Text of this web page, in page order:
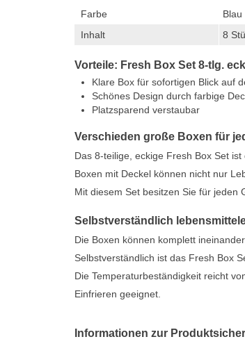
Farbe
Blau
Inhalt
8
Vorteile: Fresh Box Set 8-tlg.
Klare Box für sofortigen Blick auf
Schönes Design durch farbige
Platzsparend verstaubar
Verschieden große Boxen für
Das 8-teilige, eckige Fresh Box Set
Boxen mit Deckel können nicht nur
Mit diesem Set besitzen Sie für jeden
Selbstverständlich
Die Boxen können komplett
Selbstverständlich ist das Fresh Box
Die Temperaturbeständigkeit reicht
Einfrieren geeignet.
Informationen zur